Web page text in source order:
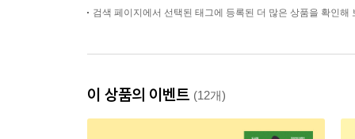
검색 페이지에서 선택된 태그에 등록된 더 많은 상품을 확인해
이 상품의 이벤트 (12개)